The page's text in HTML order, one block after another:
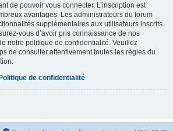
de pouvoir vous connecter. L’inscription est
avantages. Les administrateurs du forum
supplémentaires aux utilisateurs inscrits.
vous d’avoir pris connaissance de nos
notre politique de confidentialité. Veuillez
de consulter attentivement toutes les règles du
de confidentialité